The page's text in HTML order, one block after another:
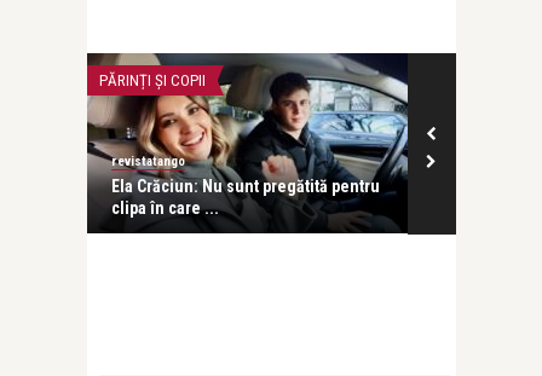
PĂRINȚI ȘI COPII
revistatango
Ela Crăciun: Nu sunt pregătită pentru
clipa în care ...